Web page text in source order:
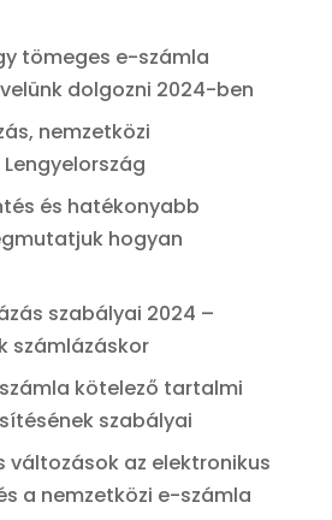
tömeges e-számla
dolgozni 2024-ben
nemzetközi
és hatékonyabb
hogyan
szabályai 2024 –
számlázáskor
kötelező tartalmi
szabályai
változások az elektronikus
a nemzetközi e-számla